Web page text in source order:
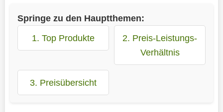
Springe zu den Hauptthemen:
1. Top Produkte
2. Preis-Leistungs-
Verhältnis
3. Preisübersicht